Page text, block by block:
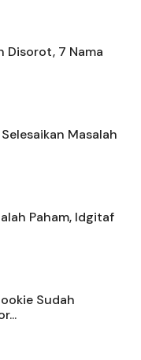
Disorot, 7 Nama
Masalah
Paham, Idgitaf
Sudah